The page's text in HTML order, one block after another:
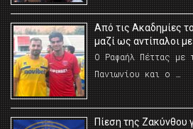
Από τις Ακαδημίες
μαζί ως αντίπαλοι
Ο Ραφαήλ Πέττας με
Πανιωνίου και ο …
Πίεση της Ζακύνθου